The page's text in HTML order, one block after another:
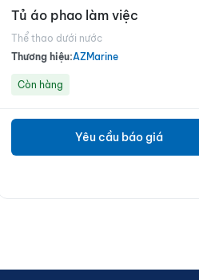
Tủ áo phao làm việc
Thể thao dưới nước
Thương hiệu:AZMarine
Còn hàng
Yêu cầu báo giá